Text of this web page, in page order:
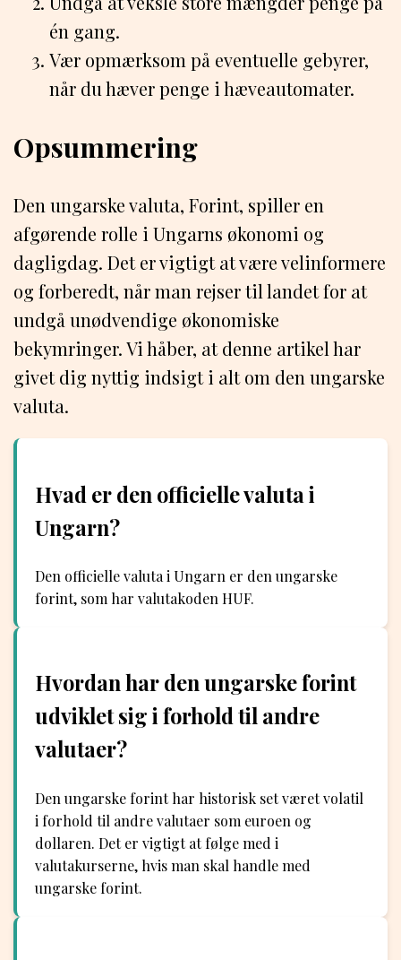
én gang.
Vær opmærksom på eventuelle gebyrer,
når du hæver penge i hæveautomater.
Opsummering
Den ungarske valuta, Forint, spiller en
afgørende rolle i Ungarns økonomi og
dagligdag. Det er vigtigt at være velinformere
og forberedt, når man rejser til landet for at
undgå unødvendige økonomiske
bekymringer. Vi håber, at denne artikel har
givet dig nyttig indsigt i alt om den ungarske
valuta.
Hvad er den officielle valuta i
Ungarn?
Den officielle valuta i Ungarn er den ungarske
forint, som har valutakoden HUF.
Hvordan har den ungarske forint
udviklet sig i forhold til andre
valutaer?
Den ungarske forint har historisk set været volatil
i forhold til andre valutaer som euroen og
dollaren. Det er vigtigt at følge med i
valutakurserne, hvis man skal handle med
ungarske forint.